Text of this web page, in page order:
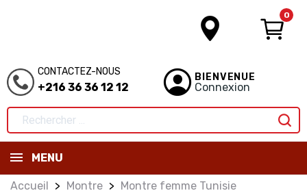
0
CONTACTEZ-NOUS
+216 36 36 12 12
BIENVENUE
Connexion
MENU
Accueil Montre Montre femme Tunisie